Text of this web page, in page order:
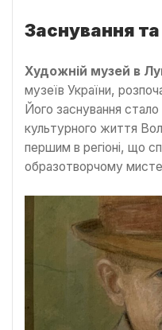
Заснування та
Художній музей в
музеїв України,
Його заснування
культурного життя
першим в регіоні, що
образотворчому